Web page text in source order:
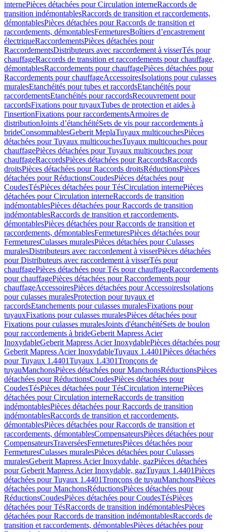
internePièces détachées pour Circulation interneRaccords de
transition indémontablesRaccords de transition et raccordements,
démontablesPièces détachées pour Raccords de transition et
raccordements, démontablesFermeturesBoîtiers d’encastrement
électriqueRaccordementsPièces détachées pour
RaccordementsDistributeurs avec raccordement à visserTés pour
chauffageRaccords de transition et raccordements pour chauffage,
démontablesRaccordements pour chauffagePièces détachées pour
Raccordements pour chauffageAccessoiresIsolations pour culasses
muralesEtanchéités pour tubes et raccordsEtanchéités pour
raccordementsEtanchéités pour raccordsRecouvrement pour
raccordsFixations pour tuyauxTubes de protection et aides à
l'insertionFixations pour raccordementsArmoires de
distributionJoints d’étanchéitéSets de vis pour raccordements à
brideConsommablesGeberit MeplaTuyaux multicouchesPièces
détachées pour Tuyaux multicouchesTuyaux multicouches pour
chauffagePièces détachées pour Tuyaux multicouches pour
chauffageRaccordsPièces détachées pour RaccordsRaccords
droitsPièces détachées pour Raccords droitsRéductionsPièces
détachées pour RéductionsCoudesPièces détachées pour
CoudesTésPièces détachées pour TésCirculation internePièces
détachées pour Circulation interneRaccords de transition
indémontablesPièces détachées pour Raccords de transition
indémontablesRaccords de transition et raccordements,
démontablesPièces détachées pour Raccords de transition et
raccordements, démontablesFermeturesPièces détachées pour
FermeturesCulasses muralesPièces détachées pour Culasses
muralesDistributeurs avec raccordement à visserPièces détachées
pour Distributeurs avec raccordement à visserTés pour
chauffagePièces détachées pour Tés pour chauffageRaccordements
pour chauffagePièces détachées pour Raccordements pour
chauffageAccessoiresPièces détachées pour AccessoiresIsolations
pour culasses muralesProtection pour tuyaux et
raccordsEtanchements pour culasses muralesFixations pour
tuyauxFixations pour culasses muralesPièces détachées pour
Fixations pour culasses muralesJoints d'étanchéitéSets de boulon
pour raccordements à brideGeberit Mapress Acier
InoxydableGeberit Mapress Acier InoxydablePièces détachées pour
Geberit Mapress Acier InoxydableTuyaux 1.4401Pièces détachées
pour Tuyaux 1.4401Tuyaux 1.4301Tronçons de
tuyauManchonsPièces détachées pour ManchonsRéductionsPièces
détachées pour RéductionsCoudesPièces détachées pour
CoudesTésPièces détachées pour TésCirculation internePièces
détachées pour Circulation interneRaccords de transition
indémontablesPièces détachées pour Raccords de transition
indémontablesRaccords de transition et raccordements,
démontablesPièces détachées pour Raccords de transition et
raccordements, démontablesCompensateursPièces détachées pour
CompensateursTraverséesFermeturesPièces détachées pour
FermeturesCulasses muralesPièces détachées pour Culasses
muralesGeberit Mapress Acier Inoxydable, gazPièces détachées
pour Geberit Mapress Acier Inoxydable, gazTuyaux 1.4401Pièces
détachées pour Tuyaux 1.4401Tronçons de tuyauManchonsPièces
détachées pour ManchonsRéductionsPièces détachées pour
RéductionsCoudesPièces détachées pour CoudesTésPièces
détachées pour TésRaccords de transition indémontablesPièces
détachées pour Raccords de transition indémontablesRaccords de
transition et raccordements, démontablesPièces détachées pour